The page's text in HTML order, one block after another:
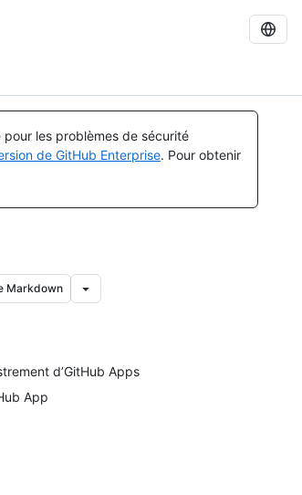
les problèmes de sécurité
de GitHub Enterprise. Pour obtenir
Markdown
d’GitHub Apps
App